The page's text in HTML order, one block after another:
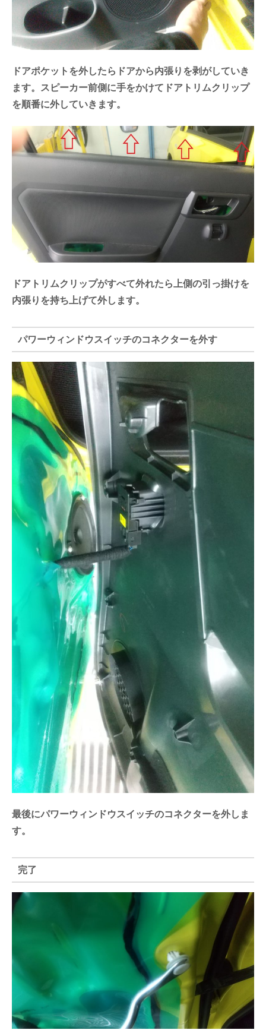
ドアポケットを外したらドアから内張りを剥がしていき
ます。スピーカー前側に手をかけてドアトリムクリップ
を順番に外していきます。
ドアトリムクリップがすべて外れたら上側の引っ掛けを
内張りを持ち上げて外します。
パワーウィンドウスイッチのコネクターを外す
最後にパワーウィンドウスイッチのコネクターを外しま
す。
完了